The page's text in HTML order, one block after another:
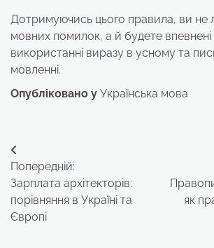
Дотримуючись цього правила, ви не
мовних помилок, а й будете
використанні виразу в усному та
мовленні.
Опубліковано у Українська мова
Навігація
записів
Попередній:
Зарплата архітекторів:
порівняння в Україні та
Європі
як